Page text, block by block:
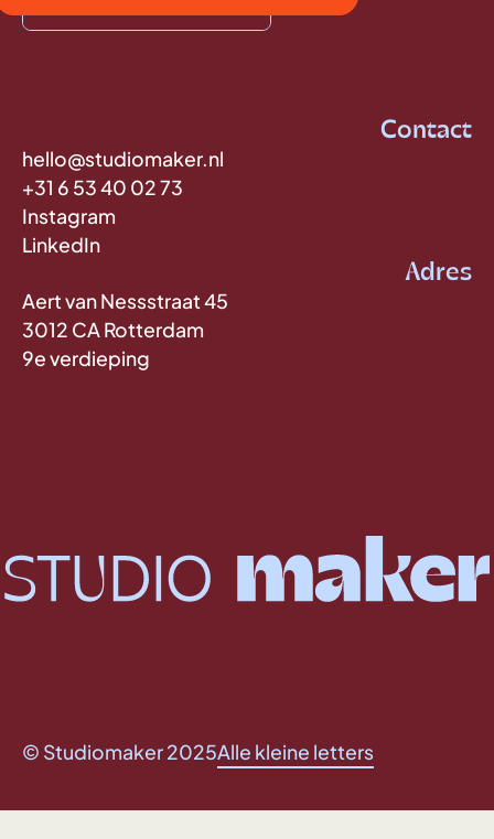
Contact
hello@studiomaker.nl
+31 6 53 40 02 73
Instagram
LinkedIn
Adres
Aert van Nessstraat 45
3012 CA Rotterdam
9e verdieping
Alle kleine letters
© Studiomaker 2025